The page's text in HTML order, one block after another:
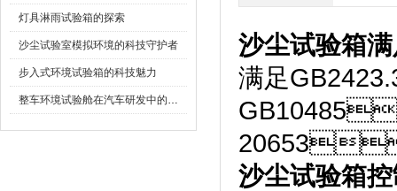
灯具淋雨试验箱的探索
沙尘试验室模拟环境的科技守护者
步入式环境试验箱的科技魅力
整车环境试验舱在汽车研发中的作用
沙尘试验箱
满足
20653
沙尘试验箱